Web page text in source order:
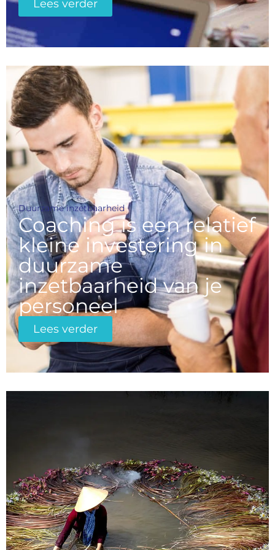
Lees verder
Duurzame inzetbaarheid
Coaching is een relatief
kleine investering in
duurzame
inzetbaarheid van je
personeel
Lees verder